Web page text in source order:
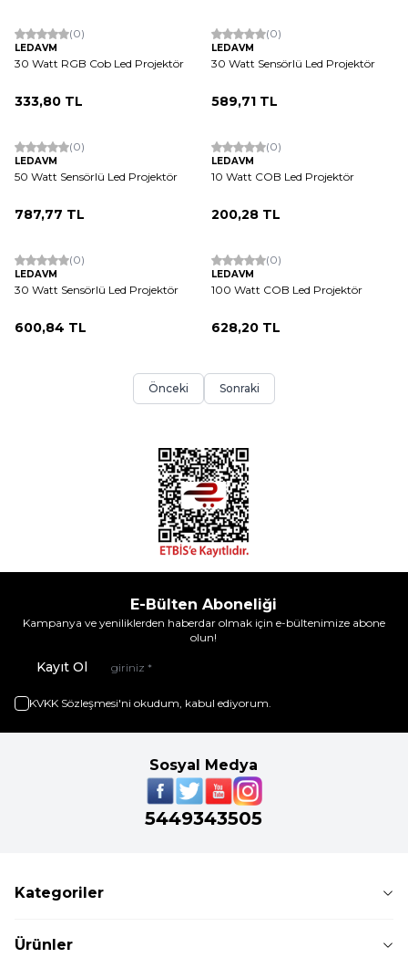
(0)
LEDAVM
30 Watt RGB Cob Led Projektör
333,80 TL
(0)
LEDAVM
30 Watt Sensörlü Led Projektör
589,71 TL
(0)
LEDAVM
50 Watt Sensörlü Led Projektör
787,77 TL
(0)
LEDAVM
10 Watt COB Led Projektör
200,28 TL
(0)
LEDAVM
30 Watt Sensörlü Led Projektör
600,84 TL
(0)
LEDAVM
100 Watt COB Led Projektör
628,20 TL
Önceki Sonraki
E-Bülten Aboneliği
Kampanya ve yeniliklerden haberdar olmak için e-bültenimize abone
olun!
Kayıt Ol
KVKK Sözleşmesi'ni okudum, kabul ediyorum.
Sosyal Medya
5449343505
Kategoriler
Ürünler